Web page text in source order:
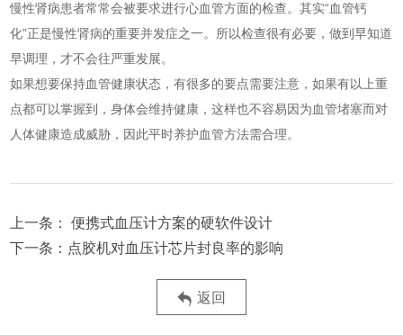
慢性肾病患者常常会被要求进行心血管方面的检查。其实“血管钙
化”正是慢性肾病的重要并发症之一。所以检查很有必要，做到早知道
早调理，才不会往严重发展。
如果想要保持血管健康状态，有很多的要点需要注意，如果有以上重
点都可以掌握到，身体会维持健康，这样也不容易因为血管堵塞而对
人体健康造成威胁，因此平时养护血管方法需合理。
便携式血压计方案的硬软件设计
点胶机对血压计芯片封良率的影响
返回